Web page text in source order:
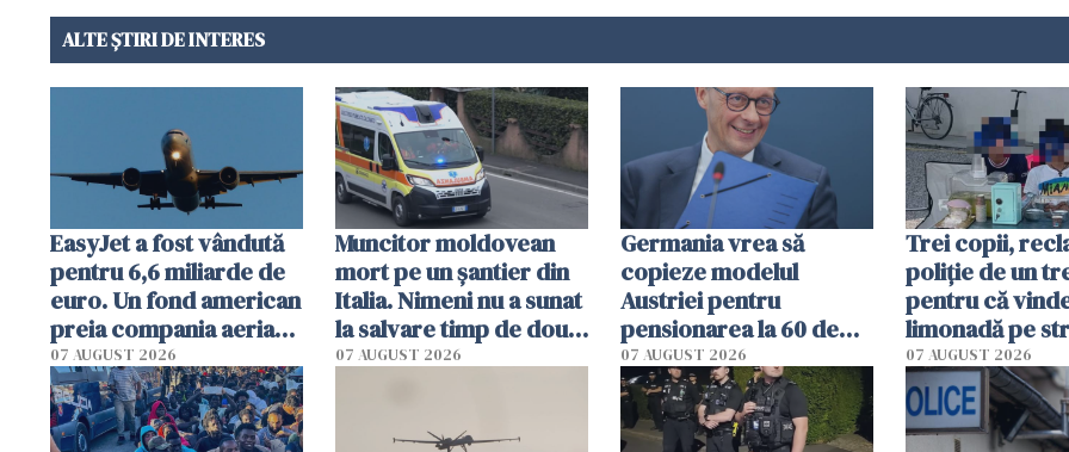
ALTE ȘTIRI DE INTERES
EasyJet a fost vândută
pentru 6,6 miliarde de
euro. Un fond american
preia compania aeriană
britanică
07 AUGUST 2026
Muncitor moldovean
mort pe un șantier din
Italia. Nimeni nu a sunat
la salvare timp de două
ore. Șase români,
07 AUGUST 2026
Germania vrea să
copieze modelul
Austriei pentru
pensionarea la 60 de
ani a celor care
muncesc în condiții
grele
07 AUGUST 2026
Trei copii,
poliție de un
pentru că
limonadă pe
aveau
07 AUGUST 2026